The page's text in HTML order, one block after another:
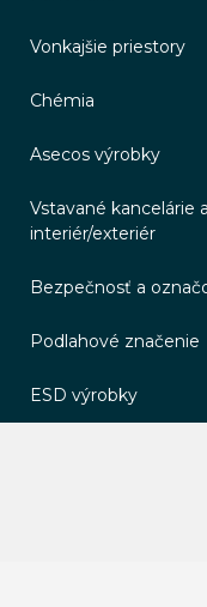
Vonkajšie priestory
Chémia
Asecos výrobky
Vstavané kancelárie
interiér/exteriér
Bezpečnosť a
Podlahové značenie
ESD výrobky